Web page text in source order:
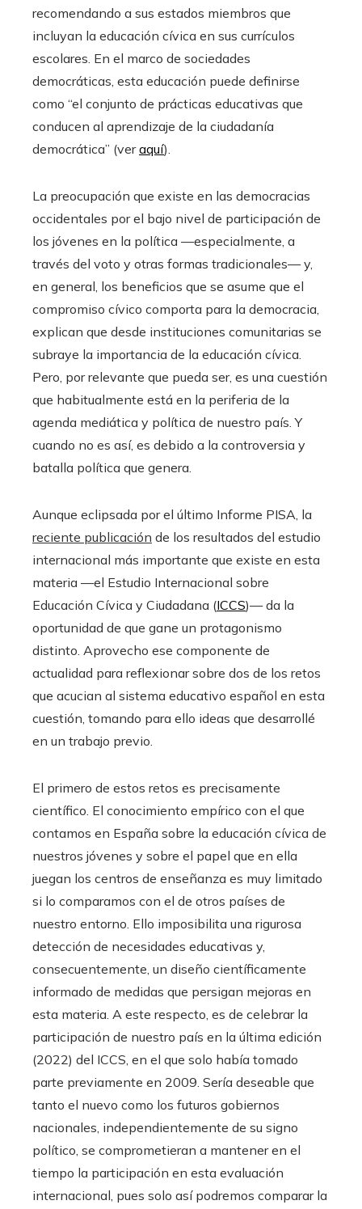
recomendando a sus estados miembros que
incluyan la educación cívica en sus currículos
escolares. En el marco de sociedades
democráticas, esta educación puede definirse
como “el conjunto de prácticas educativas que
conducen al aprendizaje de la ciudadanía
democrática” (veraquí).
La preocupación que existe en las democracias
occidentales por el bajo nivel de participación de
los jóvenes en la política —especialmente, a
través del voto y otras formas tradicionales— y,
en general, los beneficios que se asume que el
compromiso cívico comporta para la democracia,
explican que desde instituciones comunitarias se
subraye la importancia de la educación cívica.
Pero, por relevante que pueda ser, es una cuestión
que habitualmente está en la periferia de la
agenda mediática y política de nuestro país. Y
cuando no es así, es debido a la controversia y
batalla política que genera.
Aunque eclipsada por el último Informe PISA, la
reciente publicación de los resultados del estudio
internacional más importante que existe en esta
materia —el Estudio Internacional sobre
Educación Cívica y Ciudadana (ICCS)— da la
oportunidad de que gane un protagonismo
distinto. Aprovecho ese componente de
actualidad para reflexionar sobre dos de los retos
que acucian al sistema educativo español en esta
cuestión, tomando para ello ideas que desarrollé
en un trabajo previo.
El primero de estos retos es precisamente
científico. El conocimiento empírico con el que
contamos en España sobre la educación cívica de
nuestros jóvenes y sobre el papel que en ella
juegan los centros de enseñanza es muy limitado
si lo comparamos con el de otros países de
nuestro entorno. Ello imposibilita una rigurosa
detección de necesidades educativas y,
consecuentemente, un diseño científicamente
informado de medidas que persigan mejoras en
esta materia. A este respecto, es de celebrar la
participación de nuestro país en la última edición
(2022) del ICCS, en el que solo había tomado
parte previamente en 2009. Sería deseable que
tanto el nuevo como los futuros gobiernos
nacionales, independientemente de su signo
político, se comprometieran a mantener en el
tiempo la participación en esta evaluación
internacional, pues solo así podremos comparar la